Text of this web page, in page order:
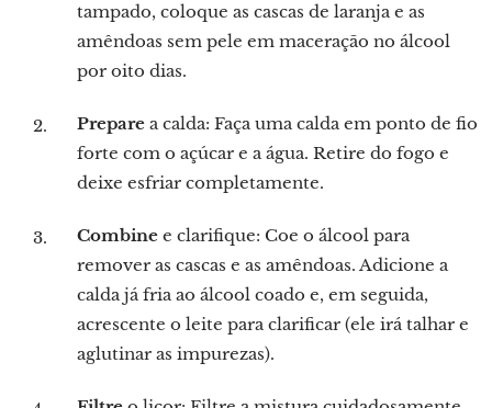
tampado, coloque as cascas de laranja e as
amêndoas sem pele em maceração no álcool
por oito dias.
Prepare a calda: Faça uma calda em ponto de fio
forte com o açúcar e a água. Retire do fogo e
deixe esfriar completamente.
Combine e clarifique: Coe o álcool para
remover as cascas e as amêndoas. Adicione a
calda já fria ao álcool coado e, em seguida,
acrescente o leite para clarificar (ele irá talhar e
aglutinar as impurezas).